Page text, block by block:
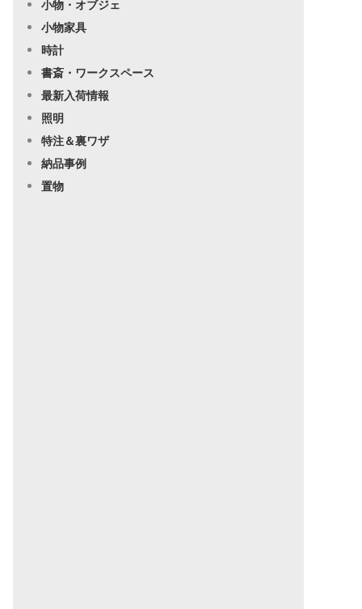
小物・オブジェ
小物家具
時計
書斎・ワークスペース
最新入荷情報
照明
特注＆裏ワザ
納品事例
置物